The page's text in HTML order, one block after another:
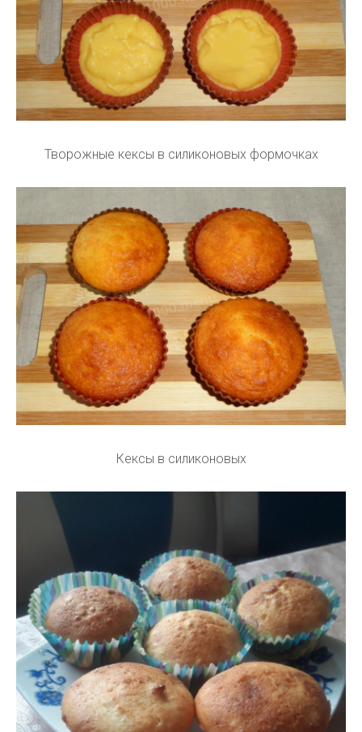
Творожные кексы в силиконовых формочках
Кексы в силиконовых